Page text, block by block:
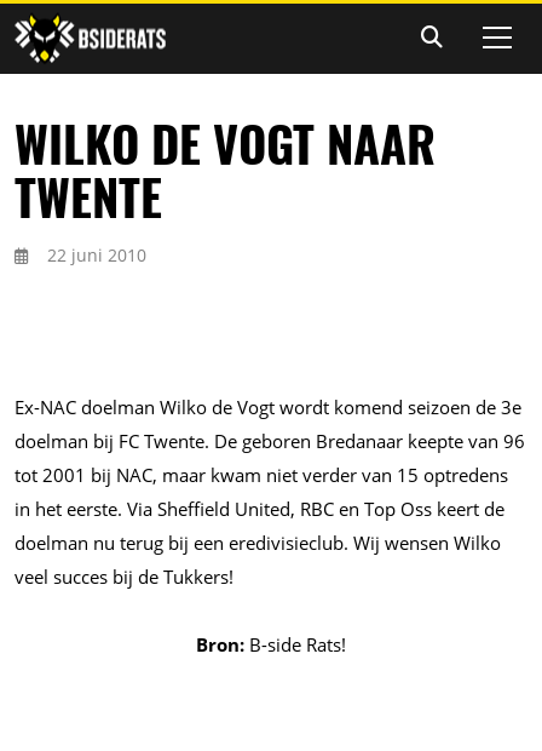
WILKO DE VOGT NAAR
TWENTE
22 juni 2010
Ex-NAC doelman Wilko de Vogt wordt komend seizoen de 3e
doelman bij FC Twente. De geboren Bredanaar keepte van 96
tot 2001 bij NAC, maar kwam niet verder van 15 optredens
in het eerste. Via Sheffield United, RBC en Top Oss keert de
doelman nu terug bij een eredivisieclub. Wij wensen Wilko
veel succes bij de Tukkers!
Bron: B-side Rats!